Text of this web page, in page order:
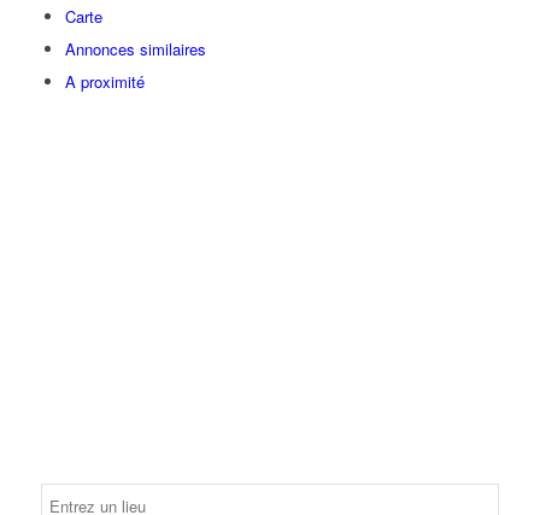
Carte
Annonces similaires
A proximité